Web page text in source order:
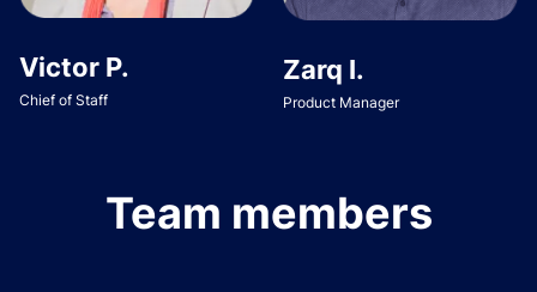
Victor P.
Chief of Staff
Zarq I.
Product Manager
Team members